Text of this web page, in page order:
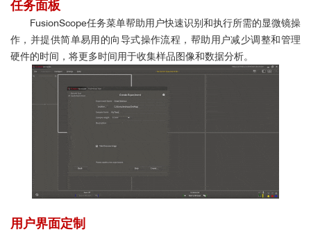
任务面板
FusionScope任务菜单帮助用户快速识别和执行所需的显微镜操
作，并提供简单易用的向导式操作流程，帮助用户减少调整和管理
硬件的时间，将更多时间用于收集样品图像和数据分析。
用户界面定制